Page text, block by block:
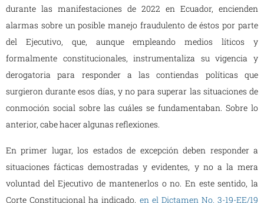
durante las manifestaciones de 2022 en Ecuador, encienden
alarmas sobre un posible manejo fraudulento de éstos por parte
del Ejecutivo, que, aunque empleando medios líticos y
formalmente constitucionales, instrumentaliza su vigencia y
derogatoria para responder a las contiendas políticas que
surgieron durante esos días, y no para superar las situaciones de
conmoción social sobre las cuáles se fundamentaban. Sobre lo
anterior, cabe hacer algunas reflexiones.
En primer lugar, los estados de excepción deben responder a
situaciones fácticas demostradas y evidentes, y no a la mera
voluntad del Ejecutivo de mantenerlos o no. En este sentido, la
Corte Constitucional ha indicado, en el Dictamen No. 3-19-EE/19